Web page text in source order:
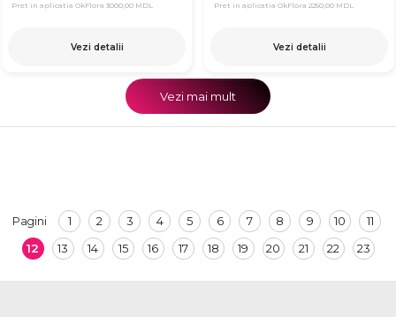
Pret in aplicatia OkFlora 3000,00 MDL
Vezi detalii
Pret in aplicatia OkFlora 2250,00 MDL
Vezi detalii
Vezi mai mult
Pagini 1 2 3 4 5 6 7 8 9 10
11
12
13 14 15 16 17 18 19 20 21 22 23